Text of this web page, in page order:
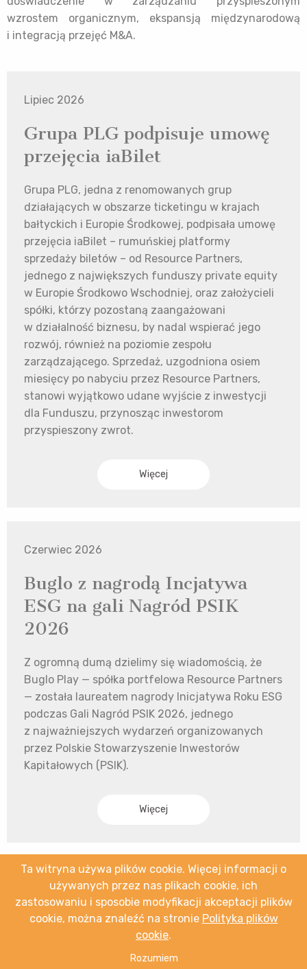
wzrostem organicznym, ekspansją międzynarodową
i integracją przejęć M&A.
Lipiec 2026
Grupa PLG podpisuje umowę
przejęcia iaBilet
Grupa PLG, jedna z renomowanych grup
działających w obszarze ticketingu w krajach
bałtyckich i Europie Środkowej, podpisała umowę
przejęcia iaBilet – rumuńskiej platformy
sprzedaży biletów – od Resource Partners,
jednego z największych funduszy private equity
w Europie Środkowo Wschodniej, oraz założycieli
spółki, którzy pozostaną zaangażowani
w działalność biznesu, by nadal wspierać jego
rozwój, również na poziomie zespołu
zarządzającego. Sprzedaż, uzgodniona osiem
miesięcy po nabyciu przez Resource Partners,
stanowi wyjątkowo udane wyjście z inwestycji
dla Funduszu, przynosząc inwestorom
przyspieszony zwrot.
Więcej
Czerwiec 2026
Buglo z nagrodą Incjatywa
ESG na gali Nagród PSIK
2026
Z ogromną dumą dzielimy się wiadomością, że
Buglo Play — spółka portfelowa Resource Partners
— została laureatem nagrody Inicjatywa Roku ESG
podczas Gali Nagród PSIK 2026, jednego
z najważniejszych wydarzeń organizowanych
przez Polskie Stowarzyszenie Inwestorów
Kapitałowych (PSIK).
Więcej
Ta witryna używa plików cookie. Więcej informacji o
używanych przez nas plikach cookie, ich
zastosowaniu i sposobie modyfikacji akceptacji plików
cookie, można znaleźć na stronie Polityka plików
cookie.
Rozumiem